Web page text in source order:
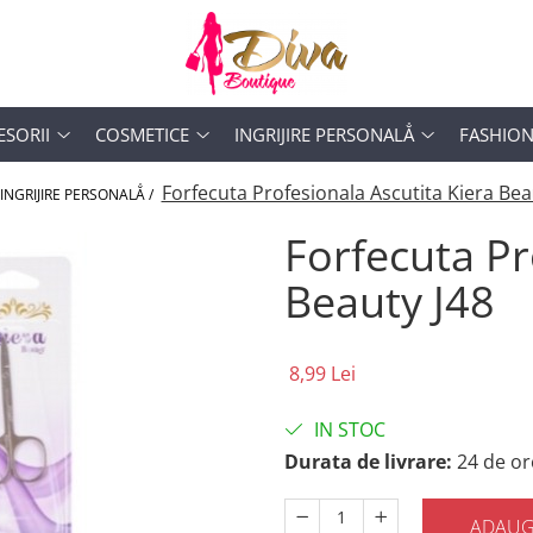
COSMETICE INGRIJIRE PERSONALẲ FASHION
INGRIJIRE PERSONALẲ / Forfecuta Profesionala Ascutita Kiera
Forfecuta
Beauty J48
8,99 Lei
IN STOC
Durata de livrare: 24 de